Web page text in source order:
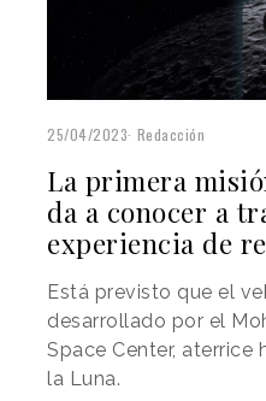
25/04/2023 Redacción
La primera
da a conocer a
experiencia de
Está previsto que el
desarrollado por el
Space Center, aterrice
la Luna.